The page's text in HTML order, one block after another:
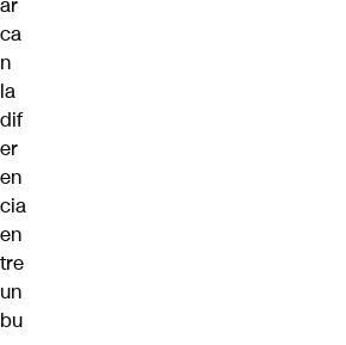
ca
n
la
dif
er
en
cia
en
tre
un
bu